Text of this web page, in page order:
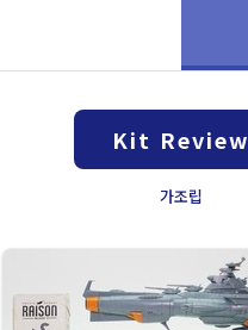
Kit Review
가조립